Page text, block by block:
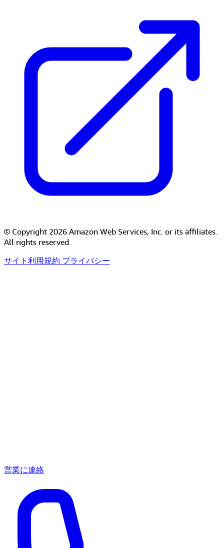
© Copyright 2026 Amazon Web Services, Inc. or its affiliates.
All rights reserved.
サイト利用規約 プライバシー
営業に連絡